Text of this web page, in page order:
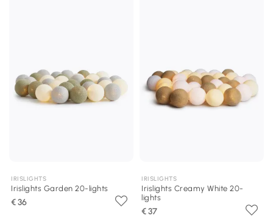
IRISLIGHTS
Irislights Garden 20-lights
€ 36
IRISLIGHTS
Irislights Creamy White 20-
lights
€ 37